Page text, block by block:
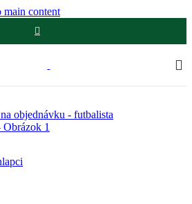
main content